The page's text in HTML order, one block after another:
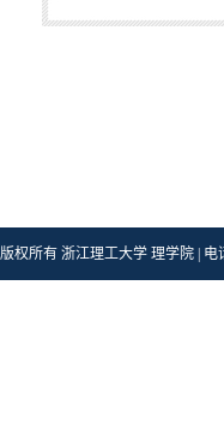
版权所有 浙江理工大学 理学院 | 电